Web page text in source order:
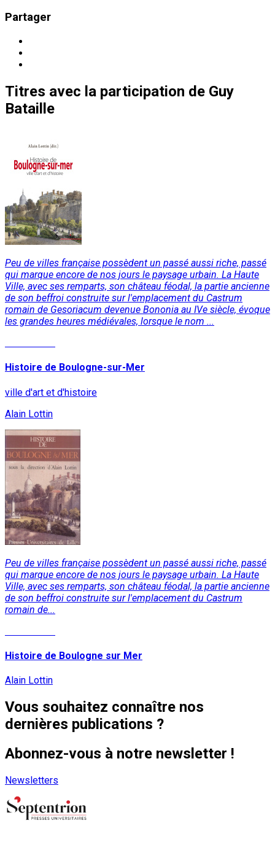
Partager
Titres avec la participation de Guy
Bataille
Peu de villes française possèdent un passé aussi riche, passé
qui marque encore de nos jours le paysage urbain. La Haute
Ville, avec ses remparts, son château féodal, la partie ancienne
de son beffroi construite sur l'emplacement du Castrum
romain de Gesoriacum devenue Bononia au IVe siècle, évoque
les grandes heures médiévales, lorsque le nom ...
Histoire de Boulogne-sur-Mer
ville d'art et d'histoire
Alain Lottin
Peu de villes française possèdent un passé aussi riche, passé
qui marque encore de nos jours le paysage urbain. La Haute
Ville, avec ses remparts, son château féodal, la partie ancienne
de son beffroi construite sur l'emplacement du Castrum
romain de...
Histoire de Boulogne sur Mer
Alain Lottin
Vous souhaitez connaître nos
dernières publications ?
Abonnez-vous à notre newsletter !
Newsletters